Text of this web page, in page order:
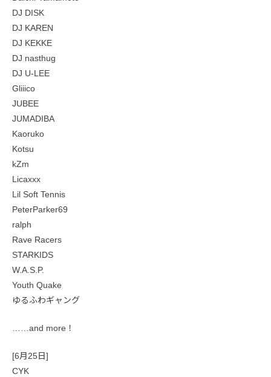
DJ DISK
DJ KAREN
DJ KEKKE
DJ nasthug
DJ U-LEE
Gliiico
JUBEE
JUMADIBA
Kaoruko
Kotsu
kZm
Licaxxx
Lil Soft Tennis
PeterParker69
ralph
Rave Racers
STARKIDS
W.A.S.P.
Youth Quake
ゆるふわギャング
……and more！
[6月25日]
CYK